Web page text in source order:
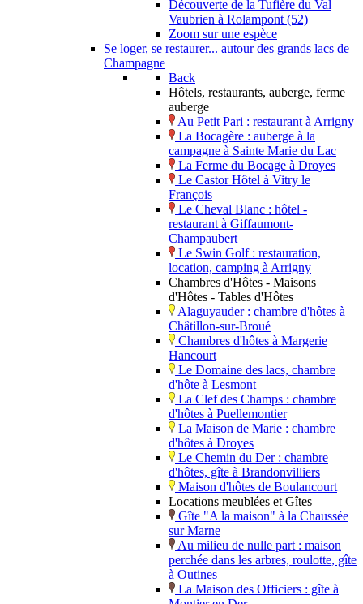
Découverte de la Tufière du Val
Vaubrien à Rolampont (52)
Zoom sur une espèce
Se loger, se restaurer... autour des grands lacs de
Champagne
Back
Hôtels, restaurants, auberge, ferme
auberge
Au Petit Pari : restaurant à Arrigny
La Bocagère : auberge à la
campagne à Sainte Marie du Lac
La Ferme du Bocage à Droyes
Le Castor Hôtel à Vitry le
François
Le Cheval Blanc : hôtel -
restaurant à Giffaumont-
Champaubert
Le Swin Golf : restauration,
location, camping à Arrigny
Chambres d'Hôtes - Maisons
d'Hôtes - Tables d'Hôtes
Alaguyauder : chambre d'hôtes à
Châtillon-sur-Broué
Chambres d'hôtes à Margerie
Hancourt
Le Domaine des lacs, chambre
d'hôte à Lesmont
La Clef des Champs : chambre
d'hôtes à Puellemontier
La Maison de Marie : chambre
d'hôtes à Droyes
Le Chemin du Der : chambre
d'hôtes, gîte à Brandonvilliers
Maison d'hôtes de Boulancourt
Locations meublées et Gîtes
Gîte "A la maison" à la Chaussée
sur Marne
Au milieu de nulle part : maison
perchée dans les arbres, roulotte, gîte
à Outines
La Maison des Officiers : gîte à